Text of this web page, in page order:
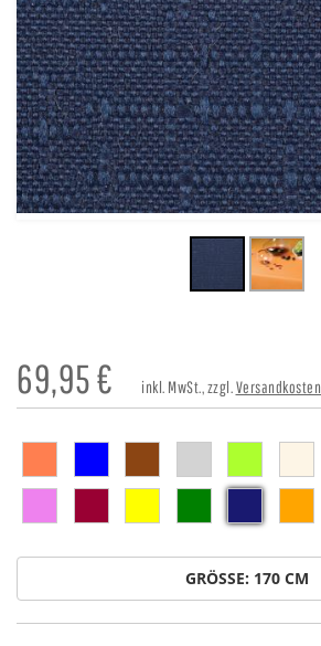
69,95€ inkl. MwSt., zzgl.Versandkosten
GRÖSSE: 170 CM